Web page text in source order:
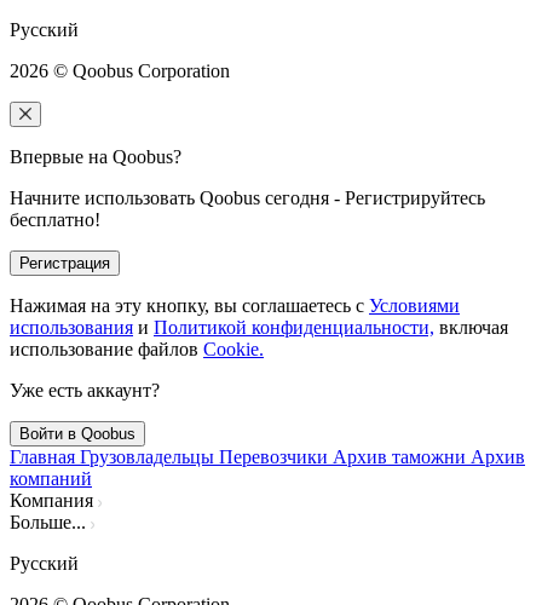
Русский
2026 © Qoobus Corporation
Впервые на Qoobus?
Начните использовать Qoobus сегодня - Регистрируйтесь
бесплатно!
Регистрация
Нажимая на эту кнопку, вы соглашаетесь с Условиями
использования и Политикой конфиденциальности, включая
использование файлов Cookie.
Уже есть аккаунт?
Войти в Qoobus
Главная Грузовладельцы Перевозчики Архив таможни Архив
компаний
Компания
Больше...
Русский